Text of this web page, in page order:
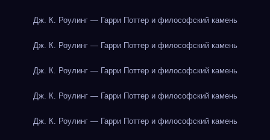
Дж. К. Роулинг — Гарри Поттер и философский камень
Дж. К. Роулинг — Гарри Поттер и философский камень
Дж. К. Роулинг — Гарри Поттер и философский камень
Дж. К. Роулинг — Гарри Поттер и философский камень
Дж. К. Роулинг — Гарри Поттер и философский камень